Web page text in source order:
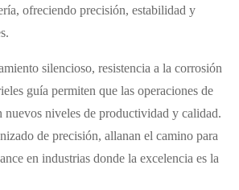
ofreciendo precisión, estabilidad y
silencioso, resistencia a la corrosión
guía permiten que las operaciones de
nuevos niveles de productividad y calidad.
de precisión, allanan el camino para
en industrias donde la excelencia es la